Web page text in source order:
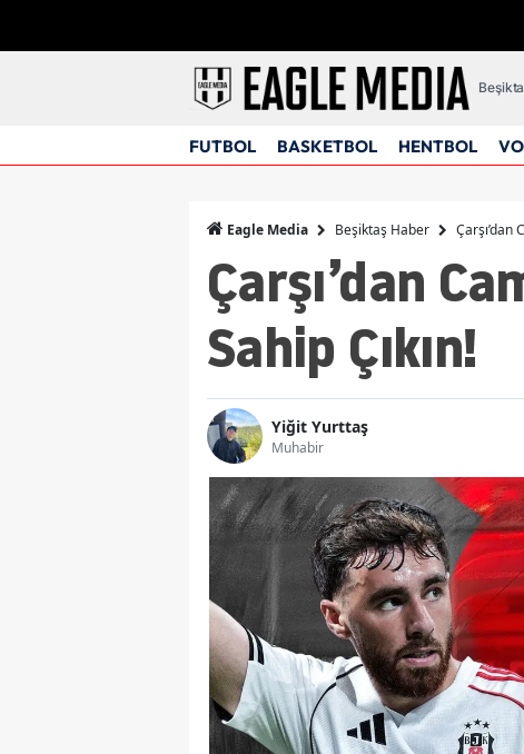
FUTBOL BASKETBOL HENTBOL
Eagle Media Beşiktaş Haber Çarşı’dan
Çarşı’dan
Sahip Çıkın!
Yiğit Yurttaş
Muhabir